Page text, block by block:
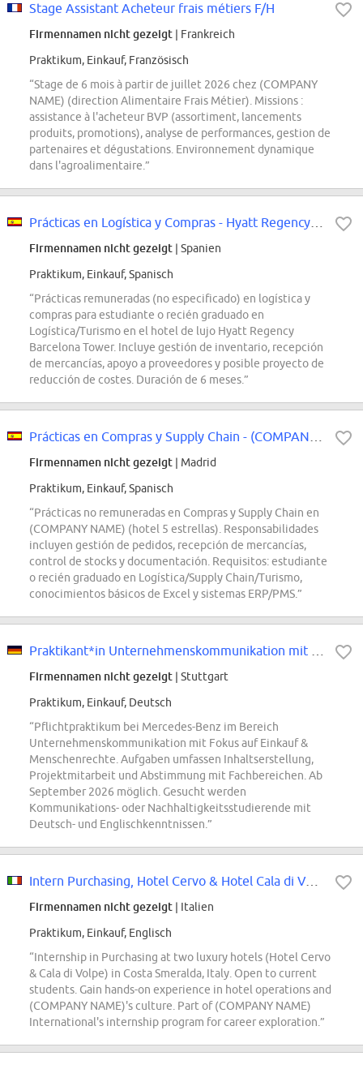
Stage Assistant Acheteur frais métiers F/H
Firmennamen nicht gezeigt | Frankreich
Praktikum, Einkauf, Französisch
“Stage de 6 mois à partir de juillet 2026 chez (COMPANY
NAME) (direction Alimentaire Frais Métier). Missions :
assistance à l'acheteur BVP (assortiment, lancements
produits, promotions), analyse de performances, gestion de
partenaires et dégustations. Environnement dynamique
dans l'agroalimentaire.”
Firmennamen nicht gezeigt | Spanien
Praktikum, Einkauf, Spanisch
“Prácticas remuneradas (no especificado) en logística y
compras para estudiante o recién graduado en
Logística/Turismo en el hotel de lujo Hyatt Regency
Barcelona Tower. Incluye gestión de inventario, recepción
de mercancías, apoyo a proveedores y posible proyecto de
reducción de costes. Duración de 6 meses.”
Firmennamen nicht gezeigt | Madrid
Praktikum, Einkauf, Spanisch
“Prácticas no remuneradas en Compras y Supply Chain en
(COMPANY NAME) (hotel 5 estrellas). Responsabilidades
incluyen gestión de pedidos, recepción de mercancías,
control de stocks y documentación. Requisitos: estudiante
o recién graduado en Logística/Supply Chain/Turismo,
conocimientos básicos de Excel y sistemas ERP/PMS.”
Firmennamen nicht gezeigt | Stuttgart
Praktikum, Einkauf, Deutsch
“Pflichtpraktikum bei Mercedes-Benz im Bereich
Unternehmenskommunikation mit Fokus auf Einkauf &
Menschenrechte. Aufgaben umfassen Inhaltserstellung,
Projektmitarbeit und Abstimmung mit Fachbereichen. Ab
September 2026 möglich. Gesucht werden
Kommunikations- oder Nachhaltigkeitsstudierende mit
Deutsch- und Englischkenntnissen.”
Intern Purchasing, Hotel Cervo & Hotel Cala di Volpe, Costa Smeralda
Firmennamen nicht gezeigt | Italien
Praktikum, Einkauf, Englisch
“Internship in Purchasing at two luxury hotels (Hotel Cervo
& Cala di Volpe) in Costa Smeralda, Italy. Open to current
students. Gain hands-on experience in hotel operations and
(COMPANY NAME)'s culture. Part of (COMPANY NAME)
International's internship program for career exploration.”